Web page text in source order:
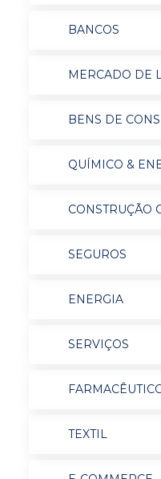
BANCOS
MERCADO DE
BENS DE
QUÍMICO &
CONSTRUÇÃO
SEGUROS
ENERGIA
SERVIÇOS
TEXTIL